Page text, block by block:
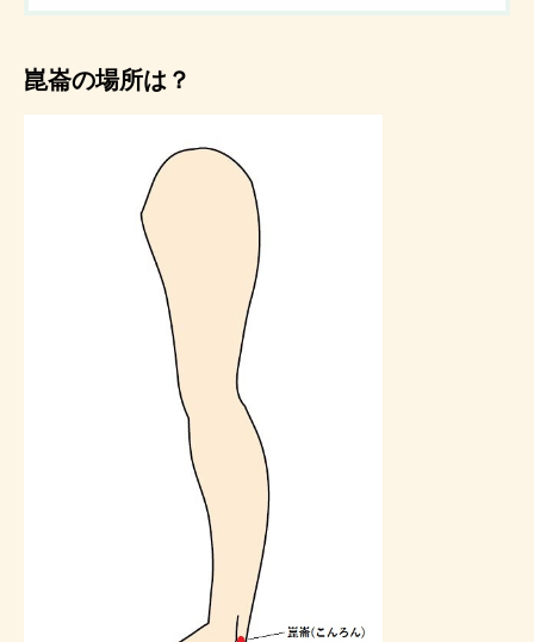
崑崙の場所は？